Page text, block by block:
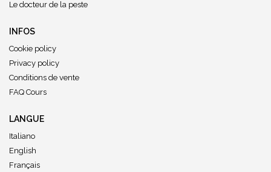
Le docteur de la peste
INFOS
Cookie policy
Privacy policy
Conditions de vente
FAQ Cours
LANGUE
Italiano
English
Français